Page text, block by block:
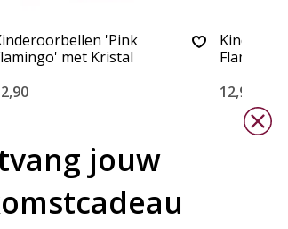
'Pink
met Kristal
Flaming'
12,90
jouw